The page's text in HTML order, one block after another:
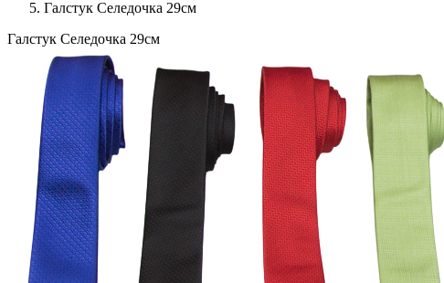
Галстук Селедочка 29см
Галстук Селедочка 29см